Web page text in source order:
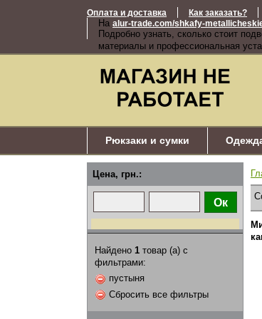
Оплата и доставка Как заказать?
На alur-trade.com/shkafy-
Подробно узнать, сколько стоит
материалы и профессиональная
Рюкзаки и сумки
Цена, грн.:
Найдено 1 товар (а) с
фильтрами:
пустыня
Сбросить все фильтры